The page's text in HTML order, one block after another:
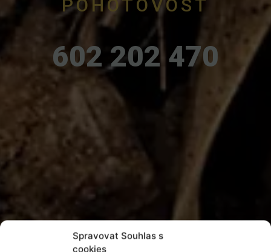
Spravovat Souhlas s
cookies
POHOTOVOST
602 202 470